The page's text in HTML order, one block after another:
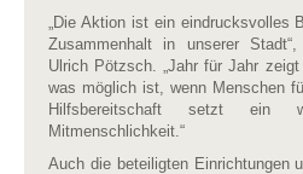
„Die Aktion ist ein eindrucksvolles
Zusammenhalt in unserer
Ulrich Pötzsch. „Jahr für Jahr zeigt
was möglich ist, wenn Menschen
Hilfsbereitschaft setzt ein
Mitmenschlichkeit.“
Auch die beteiligten Einrichtungen